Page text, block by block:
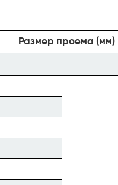
Размер проема (мм)